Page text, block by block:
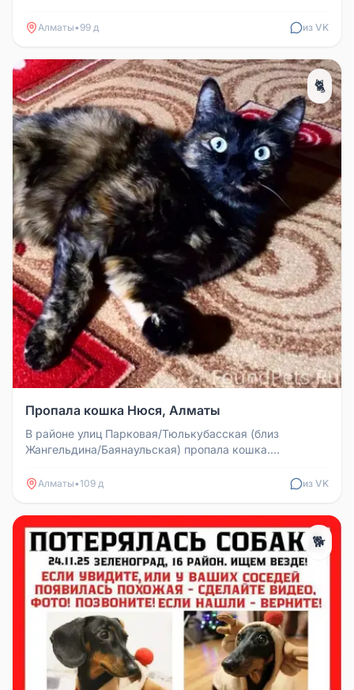
Алматы• 99 д из VK
🐈
Пропала кошка Нюся, Алматы
В районе улиц Парковая/Тюлькубасская (близ
Жангельдина/Баянаульская) пропала кошка.
Алматы•109 д из VK
🐕